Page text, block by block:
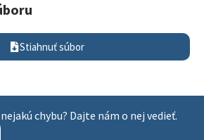
Stiahnuť súbor
chybu? Dajte nám o nej vedieť.